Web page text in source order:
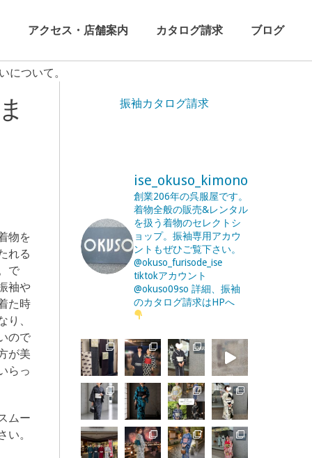
アクセス・店舗案内 カタログ請求 ブログ
について。
物を
れる
で
袖や
た時
、
ので
が美
らっ
ムー
。
振袖カタログ請求
ise_okuso_kimono
創業206年の呉服屋です。
着物全般の販売&レンタル
を扱う着物のセレクトシ
ョップ。振袖専用アカウ
ントもぜひご覧下さい。
@okuso_furisode_ise
tiktokアカウント
@okuso09so 詳細、振袖
のカタログ請求はHPへ